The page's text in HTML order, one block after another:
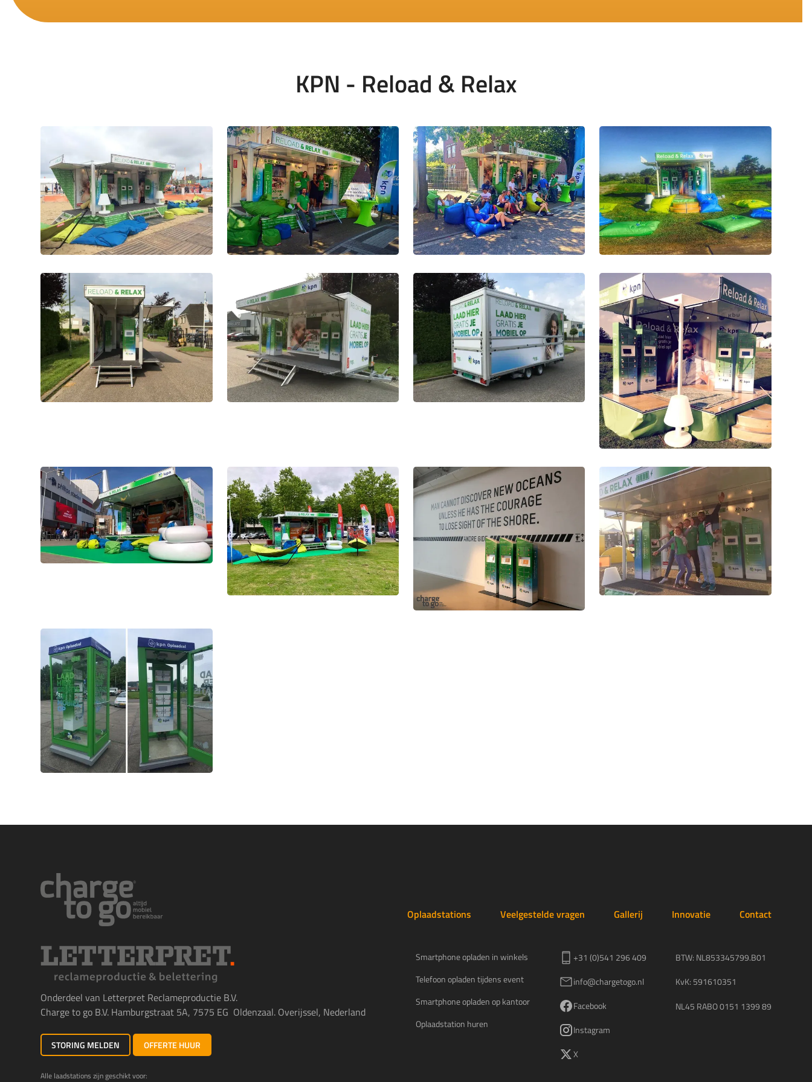
KPN - Reload & Relax
Oplaadstations Veelgestelde vragen Gallerij Innovatie Contact
Onderdeel van Letterpret Reclameproductie B.V.
Charge to go B.V. Hamburgstraat 5A, 7575 EG Oldenzaal. Overijssel, Nederland
STORING MELDEN OFFERTE HUUR
Alle laadstations zijn geschikt voor:
Smartphone opladen in winkels
Telefoon opladen tijdens event
Smartphone opladen op kantoor
Oplaadstation huren
+31 (0)541 296 409
info@chargetogo.nl
Facebook
Instagram
X
BTW: NL853345799.B01
KvK: 591610351
NL45 RABO 0151 1399 89